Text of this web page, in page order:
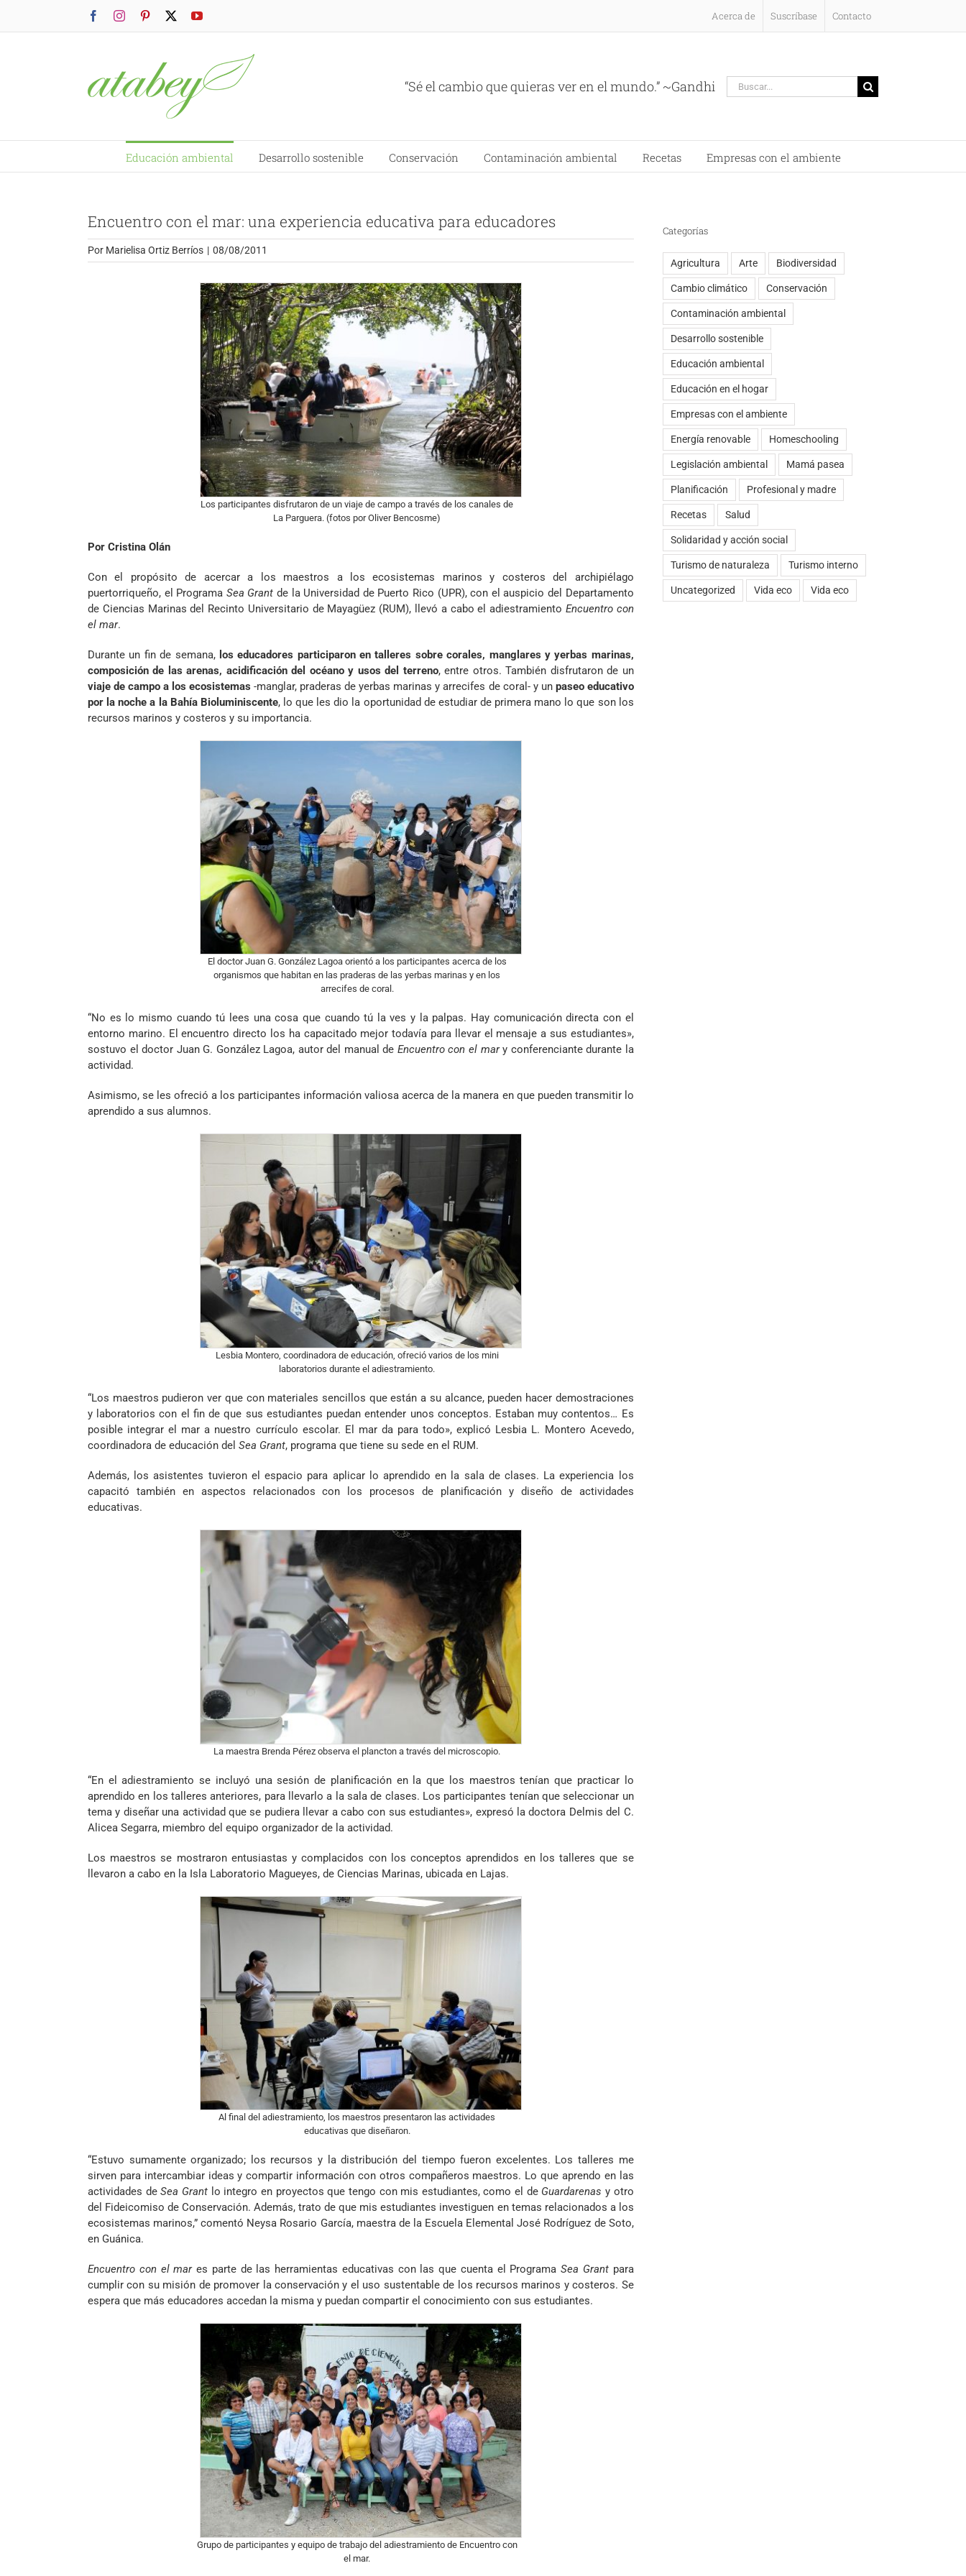
FacebookInstagramPinterest YouTube Acerca de Suscríbase Contacto
“Sé el cambio que quieras ver en el mundo.” ~Gandhi Buscar:
Educación ambiental Desarrollo sostenible Conservación Contaminación ambiental Recetas Empresas con el ambiente
Encuentro con el mar: una experiencia educativa para educadores
Por Marielisa Ortiz Berríos | 08/08/2011
Los participantes disfrutaron de un viaje de campo a través de los canales de
La Parguera. (fotos por Oliver Bencosme)
Por Cristina Olán
Con el propósito de acercar a los maestros a los ecosistemas marinos y costeros del archipiélago
puertorriqueño, el Programa Sea Grant de la Universidad de Puerto Rico (UPR), con el auspicio del Departamento
de Ciencias Marinas del Recinto Universitario de Mayagüez (RUM), llevó a cabo el adiestramiento Encuentro con
el mar.
Durante un fin de semana, los educadores participaron en talleres sobre corales, manglares y yerbas marinas,
composición de las arenas, acidificación del océano y usos del terreno, entre otros. También disfrutaron de un
viaje de campo a los ecosistemas -manglar, praderas de yerbas marinas y arrecifes de coral- y un paseo educativo
por la noche a la Bahía Bioluminiscente, lo que les dio la oportunidad de estudiar de primera mano lo que son los
recursos marinos y costeros y su importancia.
El doctor Juan G. González Lagoa orientó a los participantes acerca de los
organismos que habitan en las praderas de las yerbas marinas y en los
arrecifes de coral.
“No es lo mismo cuando tú lees una cosa que cuando tú la ves y la palpas. Hay comunicación directa con el
entorno marino. El encuentro directo los ha capacitado mejor todavía para llevar el mensaje a sus estudiantes»,
sostuvo el doctor Juan G. González Lagoa, autor del manual de Encuentro con el mary conferenciante durante la
actividad.
Asimismo, se les ofreció a los participantes información valiosa acerca de la manera en que pueden transmitir lo
aprendido a sus alumnos.
Lesbia Montero, coordinadora de educación, ofreció varios de los mini
laboratorios durante el adiestramiento.
“Los maestros pudieron ver que con materiales sencillos que están a su alcance, pueden hacer demostraciones
y laboratorios con el fin de que sus estudiantes puedan entender unos conceptos. Estaban muy contentos… Es
posible integrar el mar a nuestro currículo escolar. El mar da para todo», explicó Lesbia L. Montero Acevedo,
coordinadora de educación del Sea Grant, programa que tiene su sede en el RUM.
Además, los asistentes tuvieron el espacio para aplicar lo aprendido en la sala de clases. La experiencia los
capacitó también en aspectos relacionados con los procesos de planificación y diseño de actividades
educativas.
La maestra Brenda Pérez observa el plancton a través del microscopio.
“En el adiestramiento se incluyó una sesión de planificación en la que los maestros tenían que practicar lo
aprendido en los talleres anteriores, para llevarlo a la sala de clases. Los participantes tenían que seleccionar un
tema y diseñar una actividad que se pudiera llevar a cabo con sus estudiantes», expresó la doctora Delmis del C.
Alicea Segarra, miembro del equipo organizador de la actividad.
Los maestros se mostraron entusiastas y complacidos con los conceptos aprendidos en los talleres que se
llevaron a cabo en la Isla Laboratorio Magueyes, de Ciencias Marinas, ubicada en Lajas.
Al final del adiestramiento, los maestros presentaron las actividades
educativas que diseñaron.
“Estuvo sumamente organizado; los recursos y la distribución del tiempo fueron excelentes. Los talleres me
sirven para intercambiar ideas y compartir información con otros compañeros maestros. Lo que aprendo en las
actividades deSea Grantlo integro en proyectos que tengo con mis estudiantes, como el de Guardarenas y otro
del Fideicomiso de Conservación. Además, trato de que mis estudiantes investiguen en temas relacionados a los
ecosistemas marinos,” comentó Neysa Rosario García, maestra de la Escuela Elemental José Rodríguez de Soto,
en Guánica.
Encuentro con el mares parte de las herramientas educativas con las que cuenta el ProgramaSea Grantpara
cumplir con su misión de promover la conservación y el uso sustentable de los recursos marinos y costeros. Se
espera que más educadores accedan la misma y puedan compartir el conocimiento con sus estudiantes.
Grupo de participantes y equipo de trabajo del adiestramiento de Encuentro con
el mar.
Categorías
Agricultura Arte Biodiversidad
Cambio climático Conservación
Contaminación ambiental
Desarrollo sostenible
Educación ambiental
Educación en el hogar
Empresas con el ambiente
Energía renovable Homeschooling
Legislación ambiental Mamá pasea
Planificación Profesional y madre
Recetas Salud
Solidaridad y acción social
Turismo de naturaleza Turismo interno
Uncategorized Vida eco Vida eco